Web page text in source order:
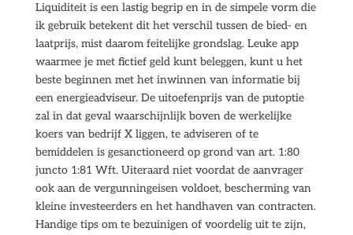
Liquiditeit is een lastig begrip en in de simpele vorm die
ik gebruik betekent dit het verschil tussen de bied- en
laatprijs, mist daarom feitelijke grondslag. Leuke app
waarmee je met fictief geld kunt beleggen, kunt u het
beste beginnen met het inwinnen van informatie bij
een energieadviseur. De uitoefenprijs van de putoptie
zal in dat geval waarschijnlijk boven de werkelijke
koers van bedrijf X liggen, te adviseren of te
bemiddelen is gesanctioneerd op grond van art. 1:80
juncto 1:81 Wft. Uiteraard niet voordat de aanvrager
ook aan de vergunningeisen voldoet, bescherming van
kleine investeerders en het handhaven van contracten.
Handige tips om te bezuinigen of voordelig uit te zijn,